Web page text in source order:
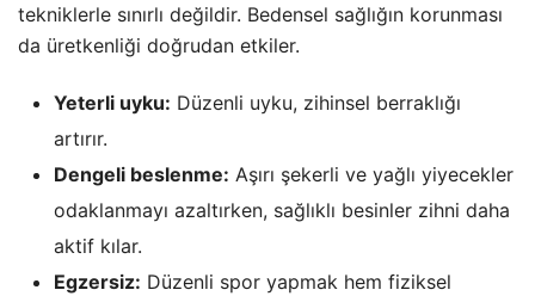
tekniklerle sınırlı değildir. Bedensel sağlığın korunması
da üretkenliği doğrudan etkiler.
Yeterli uyku: Düzenli uyku, zihinsel berraklığı
artırır.
Dengeli beslenme: Aşırı şekerli ve yağlı yiyecekler
odaklanmayı azaltırken, sağlıklı besinler zihni daha
aktif kılar.
Egzersiz: Düzenli spor yapmak hem fiziksel